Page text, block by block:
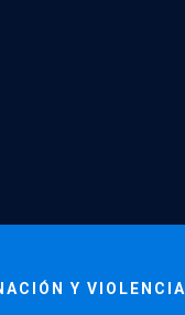
Y VIOLENCIA